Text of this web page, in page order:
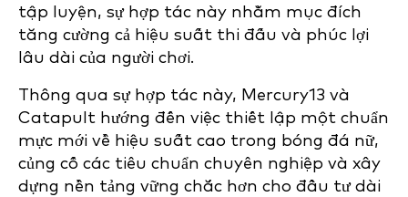
tập luyện, sự hợp tác này nhằm mục đích
tăng cường cả hiệu suất thi đấu và phúc lợi
lâu dài của người chơi.
Thông qua sự hợp tác này, Mercury13 và
Catapult hướng đến việc thiết lập một chuẩn
mực mới về hiệu suất cao trong bóng đá nữ,
củng cố các tiêu chuẩn chuyên nghiệp và xây
dựng nền tảng vững chắc hơn cho đầu tư dài